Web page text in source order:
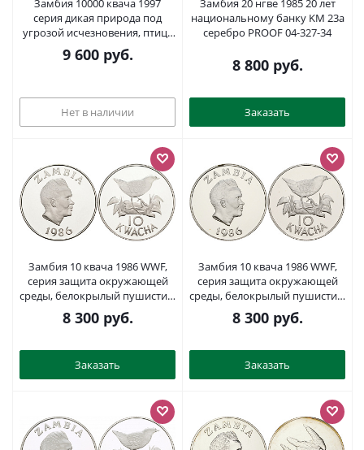
Замбия 10000 квача 1997
серия дикая природа под
угрозой исчезновения, птица
KM 116 серебро PROOF 00-00
9 600руб.
Нет в наличии
Замбия 20 нгве 1985 20 лет
национальному банку KM 23а
серебро PROOF 04-327-34
8 800руб.
Заказать
Замбия 10 квача 1986 WWF,
серия защита окружающей
среды, белокрылый пушистик,
тираж 25000 экз. KM 25
серебро PROOF 11-321-33
8 300руб.
Заказать
Замбия 10 квача 1986 WWF,
серия защита окружающей
среды, белокрылый пушистик,
тираж 25000 экз. KM 25
серебро PROOF 11-082-14
8 300руб.
Заказать